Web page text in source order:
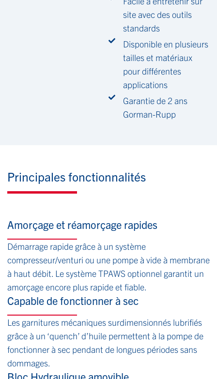
site avec des outils
standards
Disponible en plusieurs
tailles et matériaux
pour différentes
applications
Garantie de 2 ans
Gorman-Rupp
Principales fonctionnalités
Amorçage et réamorçage rapides
Démarrage rapide grâce à un système
compresseur/venturi ou une pompe à vide à membrane
à haut débit. Le système TPAWS optionnel garantit un
amorçage encore plus rapide et fiable.
Capable de fonctionner à sec
Les garnitures mécaniques surdimensionnés lubrifiés
grâce à un ‘quench’ d’huile permettent à la pompe de
fonctionner à sec pendant de longues périodes sans
dommages.